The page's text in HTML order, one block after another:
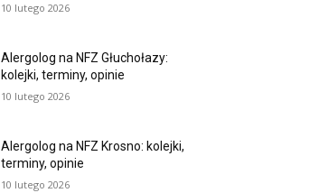
10 lutego 2026
Alergolog na NFZ Głuchołazy:
kolejki, terminy, opinie
10 lutego 2026
Alergolog na NFZ Krosno: kolejki,
terminy, opinie
10 lutego 2026